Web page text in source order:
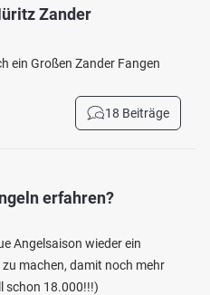
Zander
ein Großen Zander Fangen
18 Beiträge
erfahren?
Angelsaison wieder ein
machen, damit noch mehr
schon 18.000!!!)